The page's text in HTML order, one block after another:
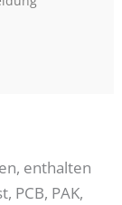
enthalten
PCB, PAK,